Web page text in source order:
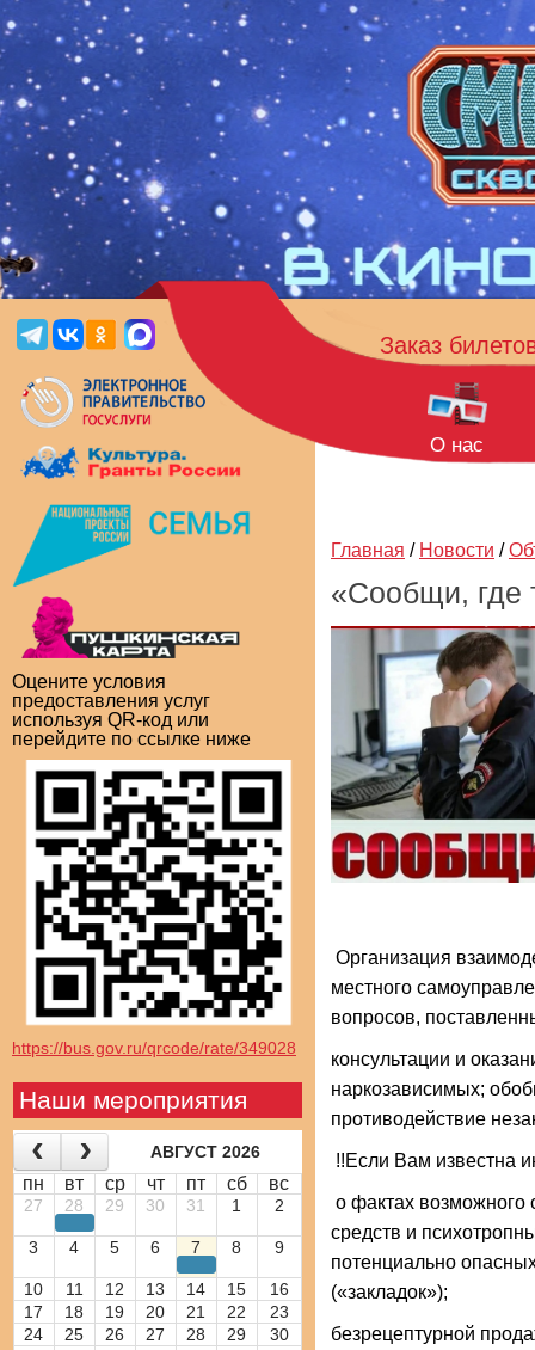
Оцените условия
предоставления услуг
используя QR-код или
перейдите по ссылке ниже
https://bus.gov.ru/qrcode/rate/349028
Наши мероприятия
АВГУСТ 2026
пн вт ср чт пт сб вс
27 28 29 30 31 1 2
3 4 5 6 7 8 9
10 11 12 13 14 15
16
17
18 19 20 21 22
23
24
25 26 27 28 29
30
Заказ
О нас
Главная / Новости /
«Сообщи, где
Организация
местного
вопросов,
консультации и
наркозависимых;
противодействие
!!Если Вам известна
о фактах возможного
средств и
потенциально
(«закладок»);
безрецептурной